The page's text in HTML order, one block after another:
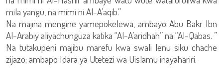
mila yangu, na mimi ni Al-A’aqib.”
Na majina mengine yamepokelewa, ambayo Abu Bakr Ibn
Al-Arabiy aliyachunguza katika “Al-A’aridhah” na “Al-Qabas. ”
Na tutakupeni majibu marefu kwa swali lenu siku chache
zijazo; ambapo Idara ya Utetezi wa Uislamu inayahariri.